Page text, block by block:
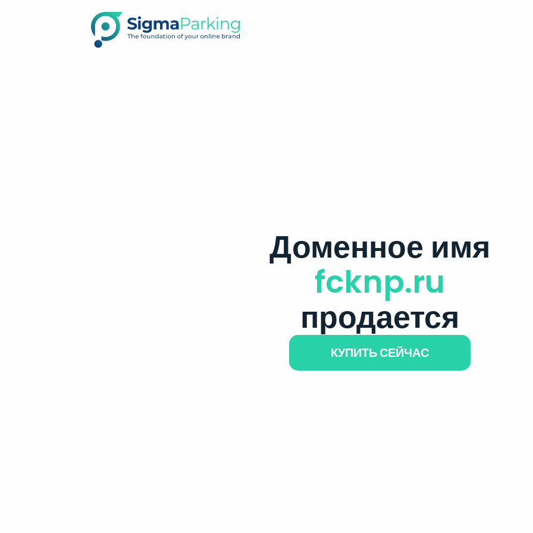
Доменное имя
fcknp.ru
продается
КУПИТЬ СЕЙЧАС